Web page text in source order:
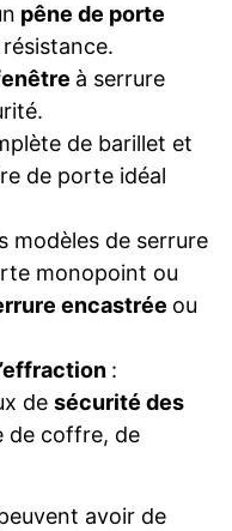
pêne de porte
à serrure
de barillet et
de porte idéal
modèles de serrure
monopoint ou
encastrée ou
:
de sécurité des
de coffre, de
avoir de